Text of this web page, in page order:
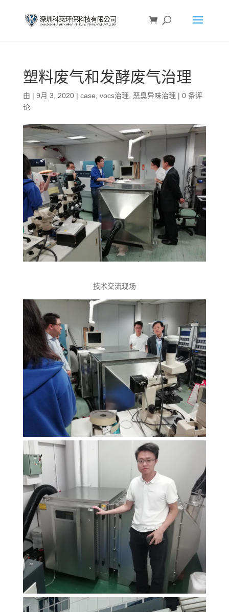
塑料废气和发酵废气治理
由 | 9月 3, 2020| case vocs治理 恶臭异味治理 | 0 条评
论
技术交流现场